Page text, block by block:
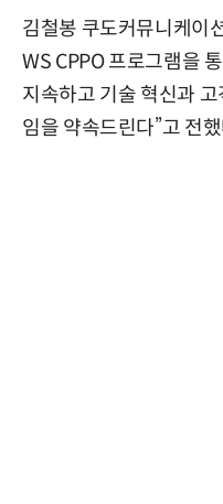
김철봉 쿠도커뮤니케이
WS CPPO 프로그램을
지속하고 기술 혁신과
임을 약속드린다”고 전